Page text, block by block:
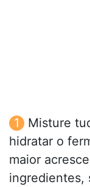
Misture
hidratar o
maior
ingredientes,